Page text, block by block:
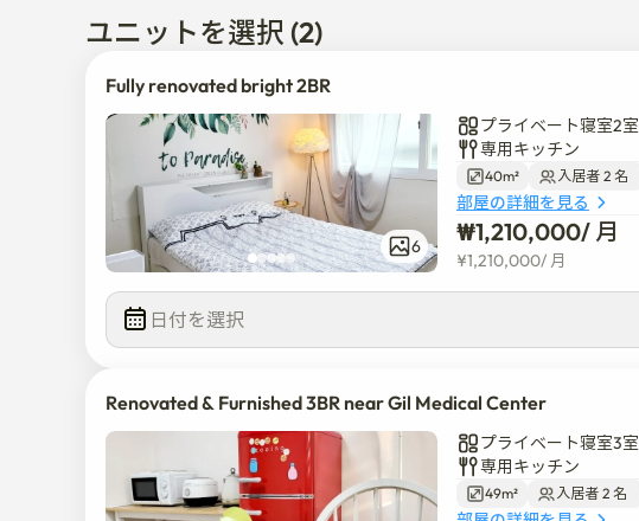
主な便益施設があります
モレネ市場駅から徒歩2分
仁川市庁、仁川ターミナル、ロッテ百貨店から車で10分距離
モレネ市場駅徒歩2分距離
ユニットを選択 (2)
Fully renovated bright 2BR
6
プライベート寝室2室
専用キッチン
40m² 入居者 2 名
部屋の詳細を見る
₩1,210,000/ 月
¥1,210,000/ 月
Renovated & Furnished 3BR near Gil Medical Center
プライベート寝室3室
専用キッチン
49m² 入居者 2 名